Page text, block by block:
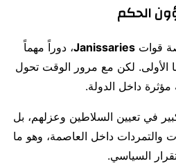
قوات Janissaries، دوراً مهماً
الأولى. لكن مع مرور الوقت تحول
داخل الدولة.
في تعيين السلاطين وعزلهم، بل
والتمردات داخل العاصمة، وهو ما
السياسي.